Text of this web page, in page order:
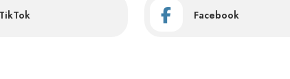
TikTok Facebook